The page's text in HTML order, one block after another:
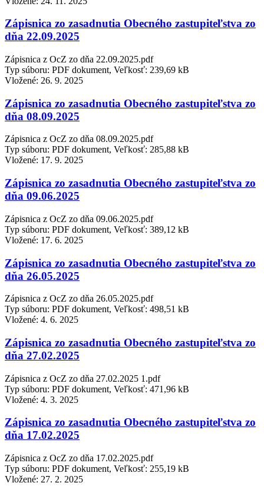
Zápisnica zo zasadnutia Obecného zastupiteľstva zo
dňa 22.09.2025
Zápisnica z OcZ zo dňa 22.09.2025.pdf
Typ súboru: PDF dokument, Veľkosť: 239,69 kB
Vložené: 26. 9. 2025
Zápisnica zo zasadnutia Obecného zastupiteľstva zo
dňa 08.09.2025
Zápisnica z OcZ zo dňa 08.09.2025.pdf
Typ súboru: PDF dokument, Veľkosť: 285,88 kB
Vložené: 17. 9. 2025
Zápisnica zo zasadnutia Obecného zastupiteľstva zo
dňa 09.06.2025
Zápisnica z OcZ zo dňa 09.06.2025.pdf
Typ súboru: PDF dokument, Veľkosť: 389,12 kB
Vložené: 17. 6. 2025
Zápisnica zo zasadnutia Obecného zastupiteľstva zo
dňa 26.05.2025
Zápisnica z OcZ zo dňa 26.05.2025.pdf
Typ súboru: PDF dokument, Veľkosť: 498,51 kB
Vložené: 4. 6. 2025
Zápisnica zo zasadnutia Obecného zastupiteľstva zo
dňa 27.02.2025
Zápisnica z OcZ zo dňa 27.02.2025 1.pdf
Typ súboru: PDF dokument, Veľkosť: 471,96 kB
Vložené: 4. 3. 2025
Zápisnica zo zasadnutia Obecného zastupiteľstva zo
dňa 17.02.2025
Zápisnica z OcZ zo dňa 17.02.2025.pdf
Typ súboru: PDF dokument, Veľkosť: 255,19 kB
Vložené: 27. 2. 2025